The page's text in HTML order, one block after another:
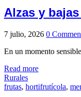
Alzas y
7 julio, 2026 0
En un momento
Read more
Rurales
frutas, hortifrutícola,